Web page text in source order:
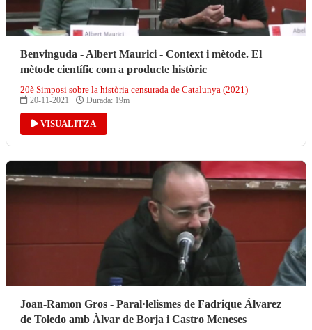
Benvinguda - Albert Maurici - Context i mètode. El
mètode científic com a producte històric
20è Simposi sobre la història censurada de Catalunya (2021)
20-11-2021 · Durada: 19m
VISUALITZA
Joan-Ramon Gros - Paral·lelismes de Fadrique Álvarez
de Toledo amb Àlvar de Borja i Castro Meneses